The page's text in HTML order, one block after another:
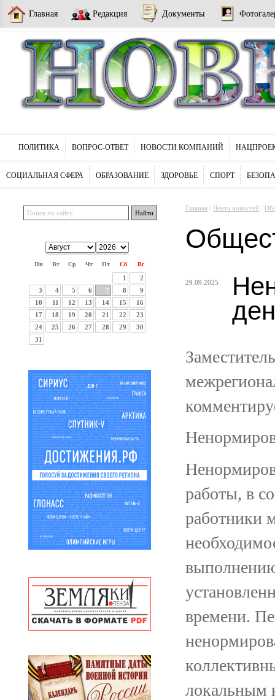
Главная Редакция Документы
ПОЛИТИКА ВОПРОС-ОТВЕТ НОВОСТИ КОМПАНИЙ
СОЦИАЛЬНАЯ СФЕРА ОБРАЗОВАНИЕ ЗДОРОВЬЕ СПОРТ
Пн Вт Ср Чт Пт Сб Вс
1
2
3
4 5 6 7 8
9
10
11 12 13 14 15
16
17
18 19 20 21 22
23
24
25 26 27 28 29
30
31
Главная / Лента новостей /
29.09.2025
работы, в
работники
времени.
локальным